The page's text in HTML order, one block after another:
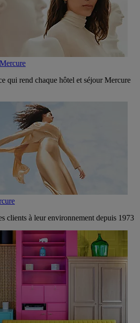
qui rend chaque hôtel et séjour Mercure
clients à leur environnement depuis 1973